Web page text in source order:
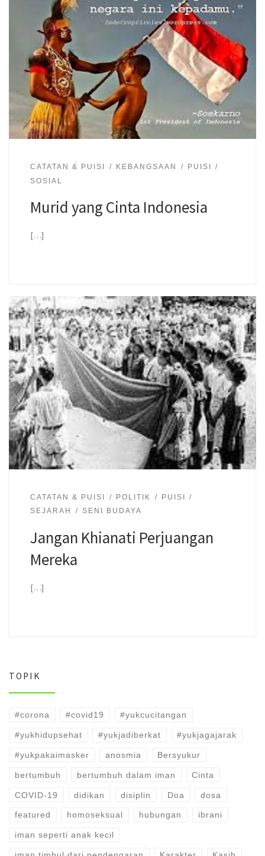
CATATAN & PUISI KEBANGSAAN
PUISI
SOSIAL
Murid yang Cinta Indonesia
[…]
CATATAN & PUISI POLITIK
PUISI
SEJARAH
SENI BUDAYA
Jangan Khianati Perjuangan
Mereka
[…]
TOPIK
#corona #covid19 #yukcucitangan
#yukhidupsehat #yukjadiberkat #yukjagajarak
#yukpakaimasker anosmia Bersyukur
bertumbuh bertumbuh dalam iman Cinta
COVID-19 didikan disiplin Doa dosa
featured homoseksual hubungan ibrani
iman seperti anak kecil